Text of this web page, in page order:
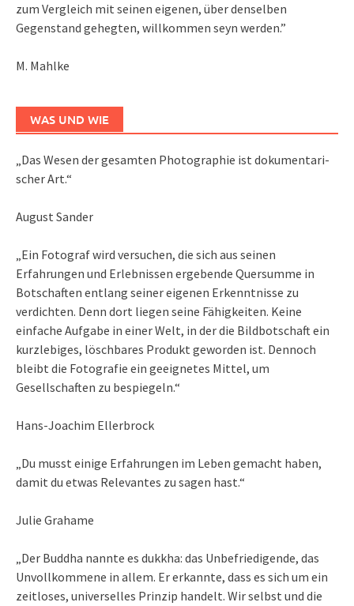
zum Vergleich mit seinen eigenen, über denselben
Gegenstand gehegten, willkommen seyn werden.”
M. Mahlke
WAS UND WIE
„Das We­sen der ge­sam­ten Pho­to­gra­phie ist do­ku­men­ta­ri­
scher Art.“
August Sander
„Ein Fotograf wird versuchen, die sich aus seinen
Erfahrungen und Erlebnissen ergebende Quersumme in
Botschaften entlang seiner eigenen Erkenntnisse zu
verdichten. Denn dort liegen seine Fähigkeiten. Keine
einfache Aufgabe in einer Welt, in der die Bildbotschaft ein
kurzlebiges, löschbares Produkt geworden ist. Dennoch
bleibt die Fotografie ein geeignetes Mittel, um
Gesellschaften zu bespiegeln.“
Hans-Joachim Ellerbrock
„Du musst einige Erfahrungen im Leben gemacht haben,
damit du etwas Relevantes zu sagen hast.“
Julie Grahame
„Der Buddha nannte es dukkha: das Unbefriedigende, das
Unvollkommene in allem. Er erkannte, dass es sich um ein
zeitloses, universelles Prinzip handelt. Wir selbst und die